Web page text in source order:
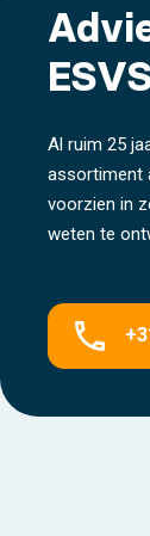
Al ruim 25
assortiment
voorzien in
weten te